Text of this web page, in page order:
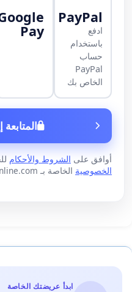
PayPal
ادفع
باستخدام
حساب
PayPal
الخاص بك
Pay
المتابعة
أوافق على الشروط والأحكام
الخصوصية الخاصة بـ Aredaonline.com.
ابدأ عريضتك الخاصة